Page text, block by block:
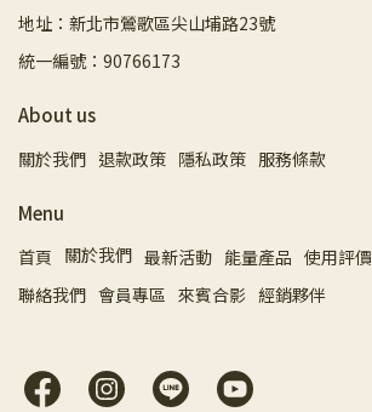
地址：新北市鶯歌區尖山埔路23號
統一編號：90766173
About us
關於我們 退款政策 隱私政策 服務條款
Menu
首頁 關於我們 最新活動 能量產品 使用評價
聯絡我們 會員專區 來賓合影 經銷夥伴